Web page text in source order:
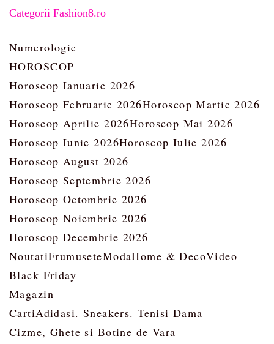
Categorii Fashion8.ro
Numerologie
HOROSCOP
Horoscop Ianuarie 2026
Horoscop Februarie 2026Horoscop Martie 2026
Horoscop Aprilie 2026Horoscop Mai 2026
Horoscop Iunie 2026Horoscop Iulie 2026
Horoscop August 2026
Horoscop Septembrie 2026
Horoscop Octombrie 2026
Horoscop Noiembrie 2026
Horoscop Decembrie 2026
NoutatiFrumuseteModaHome & DecoVideo
Black Friday
Magazin
CartiAdidasi. Sneakers. Tenisi Dama
Cizme, Ghete si Botine de Vara